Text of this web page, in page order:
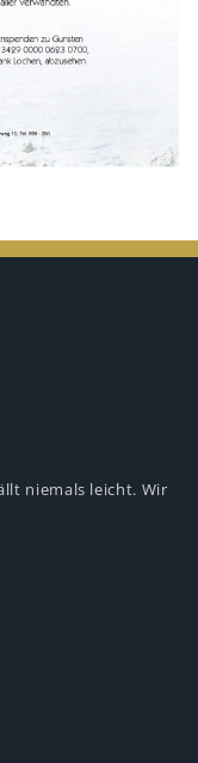
niemals leicht. Wir